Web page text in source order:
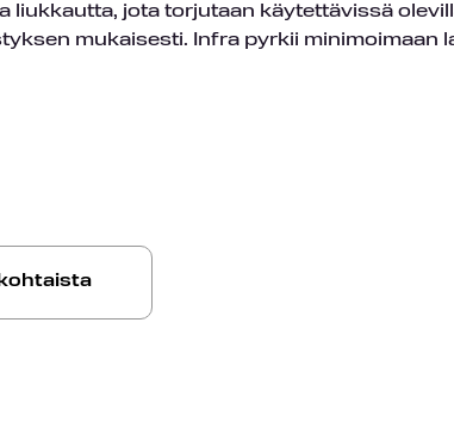
liukkautta, jota torjutaan käytettävissä
mukaisesti. Infra pyrkii minimoimaan